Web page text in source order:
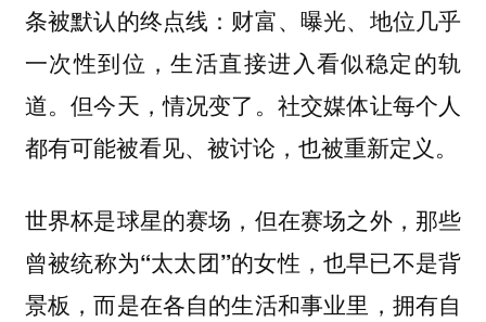
条被默认的终点线：财富、曝光、地位几乎
一次性到位，生活直接进入看似稳定的轨
道。但今天，情况变了。社交媒体让每个人
都有可能被看见、被讨论，也被重新定义。
世界杯是球星的赛场，但在赛场之外，那些
曾被统称为“太太团”的女性，也早已不是背
景板，而是在各自的生活和事业里，拥有自